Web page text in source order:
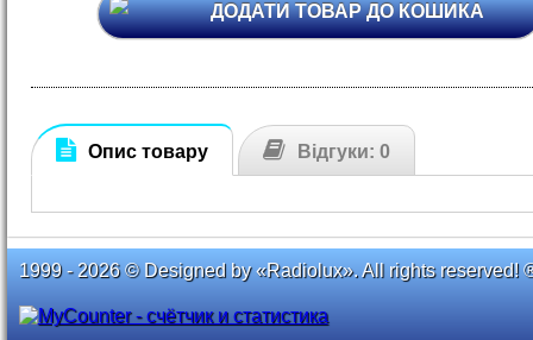
ДОДАТИ ТОВАР ДО КОШИКА
Опис товару Відгуки: 0
1999 - 2026 © Designed by «Radiolux». All rights reserved!